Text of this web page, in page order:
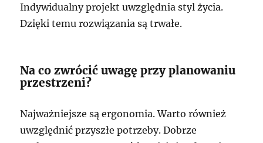
Indywidualny projekt uwzględnia styl życia.
Dzięki temu rozwiązania są trwałe.
Na co zwrócić uwagę przy planowaniu
przestrzeni?
Najważniejsze są ergonomia. Warto również
uwzględnić przyszłe potrzeby. Dobrze